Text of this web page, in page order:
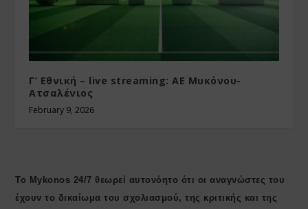
Γ’ Εθνική – live streaming: ΑΕ Μυκόνου-
Ατσαλένιος
February 9, 2026
Το Mykonos 24/7 θεωρεί αυτονόητο ότι οι αναγνώστες του
έχουν το δικαίωμα του σχολιασμού, της κριτικής και της